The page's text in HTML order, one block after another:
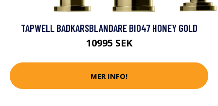
TAPWELL BADKARSBLANDARE BI047 HONEY GOLD
10995 SEK
MER INFO!